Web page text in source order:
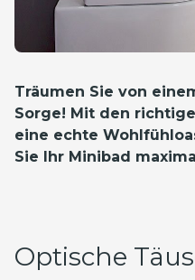
Träumen Sie von
Sorge! Mit den
eine echte
Sie Ihr Minibad
Optische